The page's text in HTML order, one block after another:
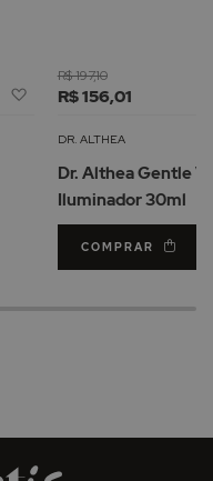
Adicionar
Lista
Desejos
R$ 156,01
R$ 197,10
DR. ALTHEA
Dr. Althea Gentle
Iluminador 30ml
COMPRAR